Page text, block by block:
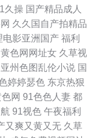
网 在线欧美精品 www
福利导航AV福利色 欧
精品视频 欧美色图天
道天天操 99这里精品
人人插人人妻97 在线
久操 国产精品成人
久久国自产拍精品
电影亚洲国产 福利
黄色网网址女 久草视
亚州色图乱伦小说 国
婷婷瑟色 东京热狠
网 91色色人妻 都
91视色 午夜福利
又爽又黄又无 久草